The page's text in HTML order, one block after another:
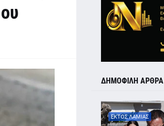
ΔΗΜΟΦΙΛΗ ΑΡΘΡΑ
ΕΚΤΟΣ ΛΑΜΙΑΣ